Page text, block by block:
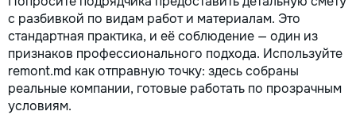
с разбивкой по видам работ и материалам. Это
стандартная практика, и её соблюдение — один из
признаков профессионального подхода. Используйте
remont.md как отправную точку: здесь собраны
реальные компании, готовые работать по прозрачным
условиям.